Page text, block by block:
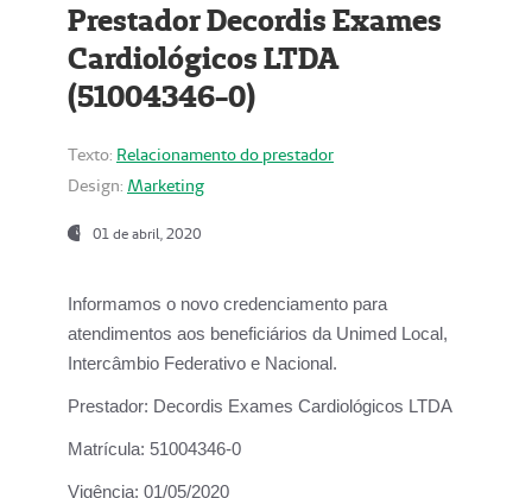
Prestador Decordis Exames
Cardiológicos LTDA
(51004346-0)
Texto: Relacionamento do prestador
Design: Marketing
01 de abril, 2020
Informamos o novo credenciamento para
atendimentos aos beneficiários da Unimed Local,
Intercâmbio Federativo e Nacional.
Prestador: Decordis Exames Cardiológicos LTDA
Matrícula: 51004346-0
Vigência: 01/05/2020